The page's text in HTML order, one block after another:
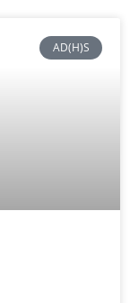
AD(H)S